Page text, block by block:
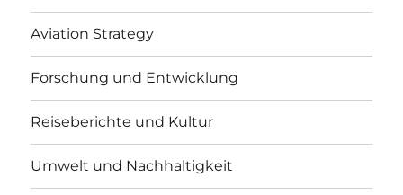
Aviation Strategy
Forschung und Entwicklung
Reiseberichte und Kultur
Umwelt und Nachhaltigkeit